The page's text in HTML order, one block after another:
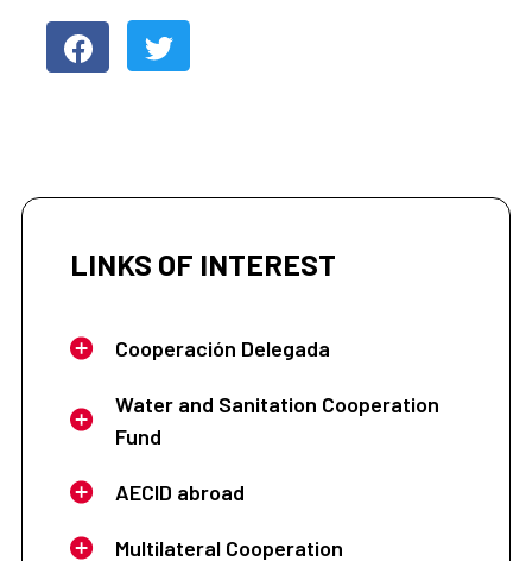
LINKS OF INTEREST
Cooperación Delegada
Water and Sanitation Cooperation
Fund
AECID abroad
Multilateral Cooperation